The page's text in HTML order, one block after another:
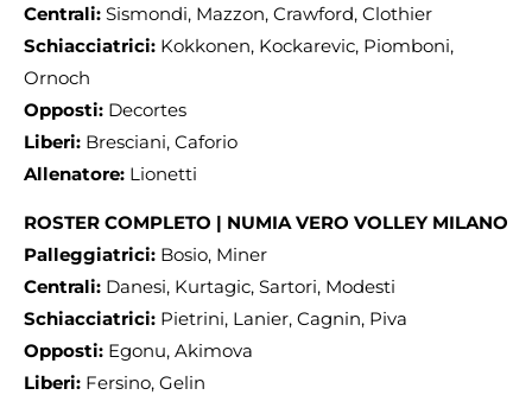
Centrali: Sismondi, Mazzon, Crawford, Clothier
Schiacciatrici: Kokkonen, Kockarevic, Piomboni,
Ornoch
Opposti: Decortes
Liberi: Bresciani, Caforio
Allenatore: Lionetti
ROSTER COMPLETO | NUMIA VERO VOLLEY MILANO
Palleggiatrici: Bosio, Miner
Centrali: Danesi, Kurtagic, Sartori, Modesti
Schiacciatrici: Pietrini, Lanier, Cagnin, Piva
Opposti: Egonu, Akimova
Liberi: Fersino, Gelin